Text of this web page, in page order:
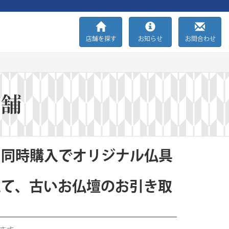
店舗を探す お知らせ お問合わせ
時購入でオリジナル仏具
、古いお仏壇のお引き取